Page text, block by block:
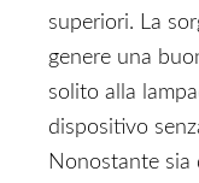
superiori. La
genere una
solito alla
dispositivo
Nonostante sia